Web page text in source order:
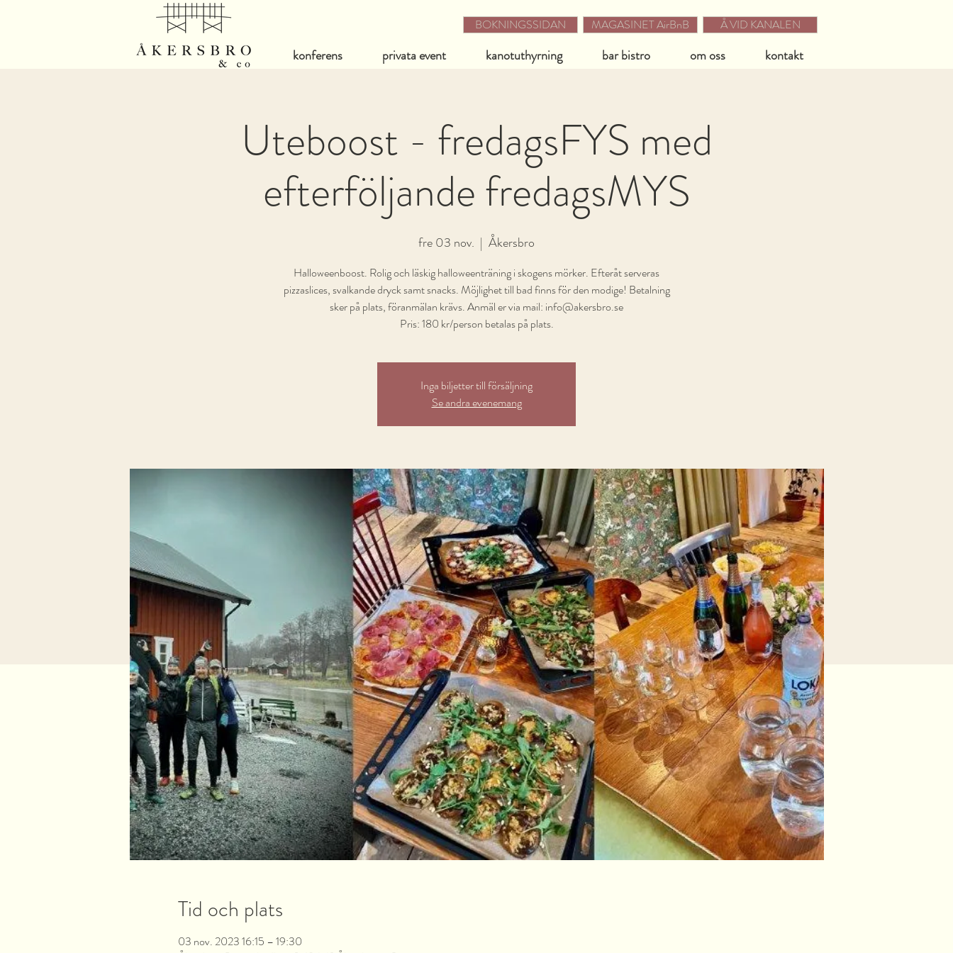
Å VID KANALEN
BOKNINGSSIDAN MAGASINET AirBnB
konferens privata event kanotuthyrning bar bistro om oss kontakt
Uteboost - fredagsFYS med
efterföljande fredagsMYS
fre 03 nov.
  |
Åkersbro
Halloweenboost. Rolig och läskig halloweenträning i skogens mörker. Efteråt serveras
pizzaslices, svalkande dryck samt snacks. Möjlighet till bad finns för den modige! Betalning
sker på plats, föranmälan krävs. Anmäl er via mail: info@akersbro.se
Pris: 180 kr/person betalas på plats.
Inga biljetter till försäljning
Se andra evenemang
Tid och plats
03 nov. 2023 16:15 – 19:30